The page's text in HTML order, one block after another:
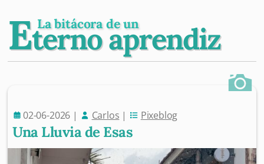
Eterno aprendiz
La bitácora de un
02-06-2026 | Carlos | Pixeblog
Una Lluvia de Esas